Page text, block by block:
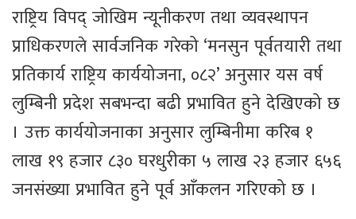
राष्ट्रिय विपद् जोखिम न्यूनीकरण तथा व्यवस्थापन
प्राधिकरणले सार्वजनिक गरेको ‘मनसुन पूर्वतयारी तथा
प्रतिकार्य राष्ट्रिय कार्ययोजना, ०८२’ अनुसार यस वर्ष
लुम्बिनी प्रदेश सबभन्दा बढी प्रभावित हुने देखिएको छ
। उक्त कार्ययोजनाका अनुसार लुम्बिनीमा करिब १
लाख १९ हजार ८३० घरधुरीका ५ लाख २३ हजार ६५६
जनसंख्या प्रभावित हुने पूर्व आँकलन गरिएको छ ।